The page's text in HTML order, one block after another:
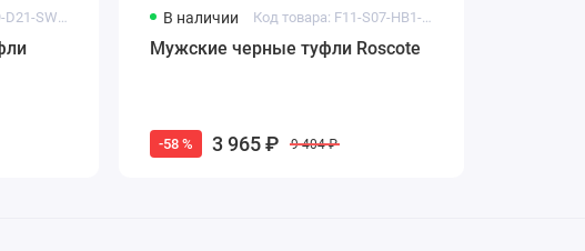
Код товара: A189-D21-SW5-T2728H В наличии Код товара: F11-S07-HB1-T4015H
Мужские черные туфли Roscote
-58 % 3 965 ₽ 9 404 ₽